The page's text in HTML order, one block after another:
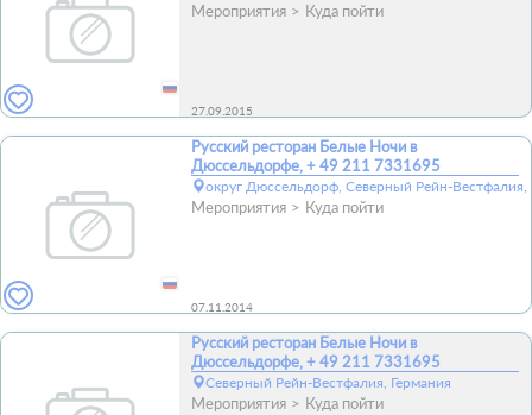
Мероприятия Куда пойти
27.09.2015
Русский ресторан Белые Ночи в
Дюссельдорфе, + 49 211 7331695
округ Дюссельдорф, Северный Рейн-Вестфалия,
Мероприятия Куда пойти
07.11.2014
Русский ресторан Белые Ночи в
Дюссельдорфе, + 49 211 7331695
Северный Рейн-Вестфалия, Германия
Мероприятия Куда пойти